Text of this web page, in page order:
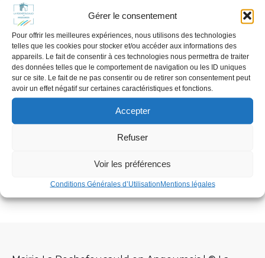
Gérer le consentement
Pour offrir les meilleures expériences, nous utilisons des technologies
telles que les cookies pour stocker et/ou accéder aux informations des
appareils. Le fait de consentir à ces technologies nous permettra de traiter
des données telles que le comportement de navigation ou les ID uniques
sur ce site. Le fait de ne pas consentir ou de retirer son consentement peut
avoir un effet négatif sur certaines caractéristiques et fonctions.
Accepter
Refuser
Voir les préférences
Conditions Générales d’UtilisationMentions légales
ALERTE CANICULE VIGILANCE
ROUGE
En savoir plus